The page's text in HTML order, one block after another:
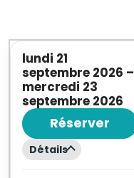
lundi 21
septembre 2026 –
mercredi 23
septembre 2026
Réserver
Détails